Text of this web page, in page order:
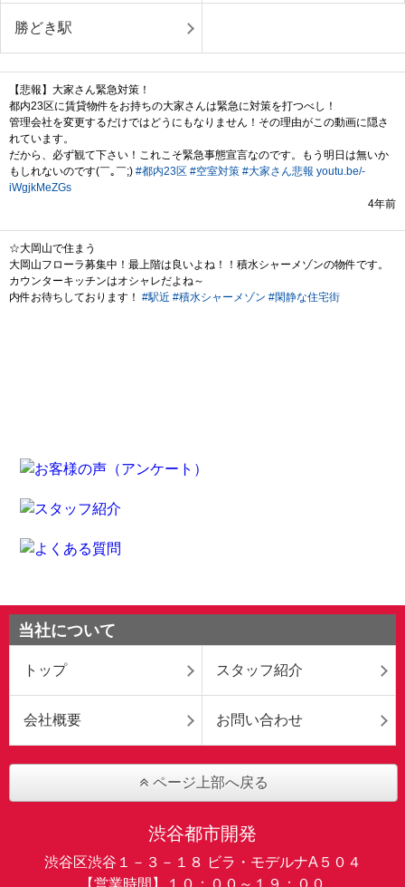
勝どき駅
当社について
トップ スタッフ紹介
会社概要 お問い合わせ
ページ上部へ戻る
渋谷都市開発
渋谷区渋谷１－３－１８ ビラ・モデルナA５０４
【営業時間】１０：００～１９：００